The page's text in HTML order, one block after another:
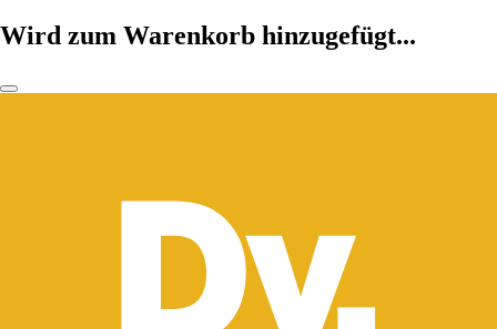
Wird zum Warenkorb hinzugefügt...